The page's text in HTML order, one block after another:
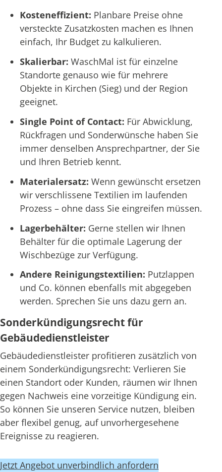
Kosteneffizient: Planbare Preise ohne
versteckte Zusatzkosten machen es Ihnen
einfach, Ihr Budget zu kalkulieren.
Skalierbar: WaschMal ist für einzelne
Standorte genauso wie für mehrere
Objekte in Kirchen (Sieg) und der Region
geeignet.
Single Point of Contact: Für Abwicklung,
Rückfragen und Sonderwünsche haben Sie
immer denselben Ansprechpartner, der Sie
und Ihren Betrieb kennt.
Materialersatz: Wenn gewünscht ersetzen
wir verschlissene Textilien im laufenden
Prozess – ohne dass Sie eingreifen müssen.
Lagerbehälter: Gerne stellen wir Ihnen
Behälter für die optimale Lagerung der
Wischbezüge zur Verfügung.
Andere Reinigungstextilien: Putzlappen
und Co. können ebenfalls mit abgegeben
werden. Sprechen Sie uns dazu gern an.
Sonderkündigungsrecht für
Gebäudedienstleister
Gebäudedienstleister profitieren zusätzlich von
einem Sonderkündigungsrecht: Verlieren Sie
einen Standort oder Kunden, räumen wir Ihnen
gegen Nachweis eine vorzeitige Kündigung ein.
So können Sie unseren Service nutzen, bleiben
aber flexibel genug, auf unvorhergesehene
Ereignisse zu reagieren.
Jetzt Angebot unverbindlich anfordern